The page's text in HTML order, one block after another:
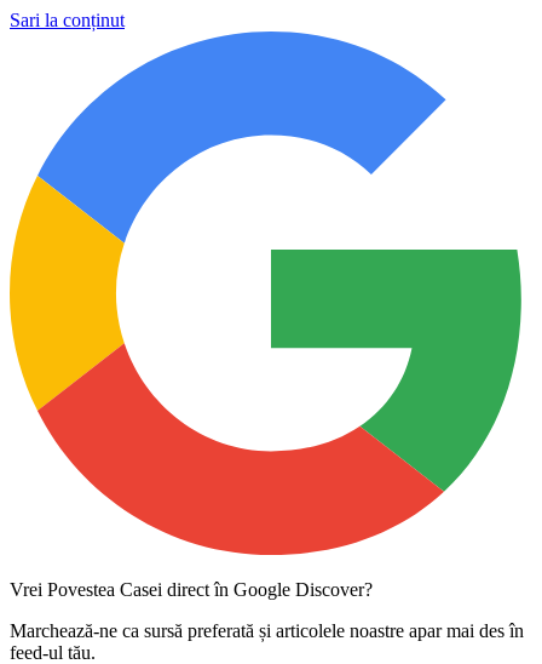
Sari la conținut
Vrei Povestea Casei direct în Google Discover?
Marchează-ne ca sursă preferată și articolele noastre apar mai des în
feed-ul tău.